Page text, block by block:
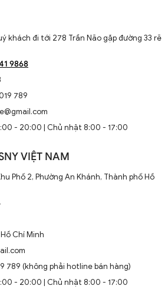
khách đi tới 278 Trần Não gặp đường 33 rẽ
9868
789
- 20:00 | Chủ nhật 8:00 - 17:00
VIỆT NAM
Phố 2, Phường An Khánh, Thành phố Hồ
Chí Minh
789 (không phải hotline bán hàng)
- 20:00 | Chủ nhật 8:00 - 17:00